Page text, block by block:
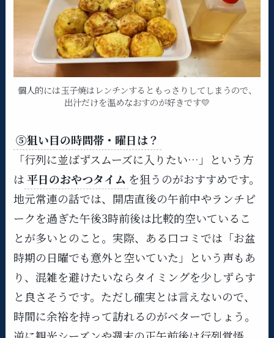
個人的には玉子焼はレンチンするともっさりしてしまうので、
出汁だけを温めなおすのが好きです💛
⑤狙い目の時間帯・曜日は？
「行列に並ばずスムーズに入りたい…」という方
は 平日のおやつタイム を狙うのがおすすめです。
地元常連の話では、開店直後の午前中やランチピ
ークを過ぎた午後3時前後は比較的空いているこ
とが多いとのこと。実際、ある口コミでは「お盆
時期の日曜でも意外と空いていた」という声もあ
り​、混雑を避けたいならタイミングを少しずらす
と良さそうです。ただし確実とは言えないので、
時間に余裕を持って訪れるのがベターでしょう。